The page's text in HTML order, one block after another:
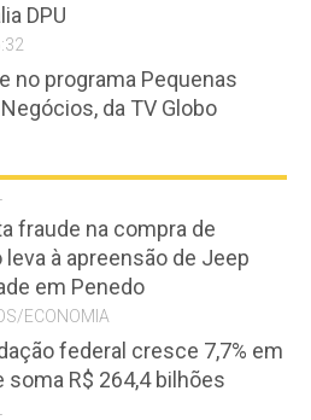
DPU
no programa Pequenas
da TV Globo
fraude na compra de
à apreensão de Jeep
em Penedo
ECONOMIA
federal cresce 7,7% em
soma R$ 264,4 bilhões